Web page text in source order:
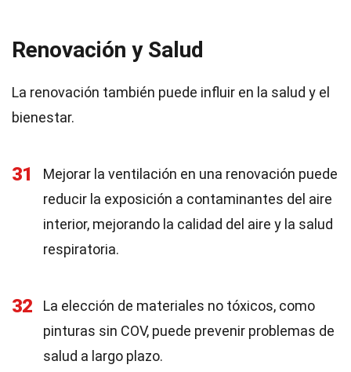
Renovación y Salud
La renovación también puede influir en la salud y el
bienestar.
31
Mejorar la ventilación en una renovación puede
reducir la exposición a contaminantes del aire
interior, mejorando la calidad del aire y la salud
respiratoria.
32
La elección de materiales no tóxicos, como
pinturas sin COV, puede prevenir problemas de
salud a largo plazo.